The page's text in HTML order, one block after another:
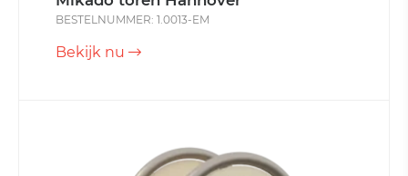
BESTELNUMMER: 1.0013-EM
Bekijk nu